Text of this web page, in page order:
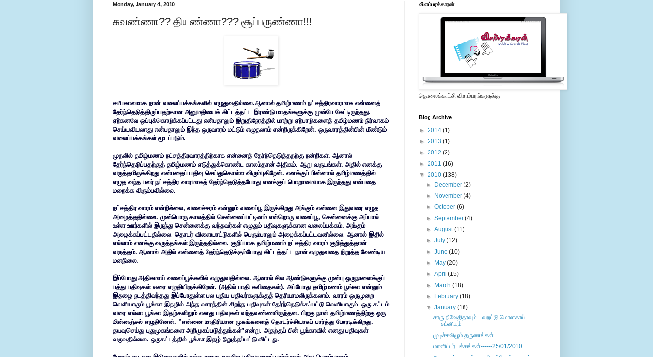
Monday, January 4, 2010
சுவண்ணா?? தியண்ணா??? சூப்பருண்ணா!!!
சமீபகாலமாக நான் வலைப்பக்கங்களில் எழுதுவதில்லை.ஆனால் தமிழ்மணம் நட்சத்திரவாரமாக என்னைத்
தேர்ந்தெடுத்திருப்பதற்கான அனுமதியைக் கிட்டத்தட்ட இரண்டு மாதங்களுக்கு முன்பே கேட்டிருந்தது.
ஏற்கனவே ஒப்புக்கொடுக்கப்பட்டது என்பதாலும் இறுதிநேரத்தில் மாற்று ஏற்பாடுகளைத் தமிழ்மணம் நிர்வாகம்
செய்யவியலாது என்பதாலும் இந்த ஒருவாரம் மட்டும் எழுதலாம் என்றிருக்கிறேன். ஒருவாரத்தின்பின் மீண்டும்
வலைப்பக்கங்கள் மூடப்படும்.
முதலில் தமிழ்மணம் நட்சத்திரவாரத்திற்காக என்னைத் தேர்ந்தெடுத்ததற்கு நன்றிகள். ஆனால்
தேர்ந்தெடுப்பதற்குத் தமிழ்மணம் எடுத்துக்கொண்ட காலம்தான் அதிகம். ஆறு வருடங்கள். அதில் எனக்கு
வருத்தமிருக்கிறது என்பதைப் பதிவு செய்துகொள்ள விரும்புகிறேன். எனக்குப் பின்னால் தமிழ்மணத்தில்
எழுத வந்த பலர் நட்சத்திர வாரமாகத் தேர்ந்தெடுத்தபோது எனக்குப் பொறாமையாக இருந்தது என்பதை
மறைக்க விரும்பவில்லை.
நட்சத்திர வாரம் என்றில்லை, வலைச்சரம் என்னும் வலைப்பூ இருக்கிறது அங்கும் என்னை இதுவரை எழுத
அழைத்ததில்லை. முன்பொரு காலத்தில் சென்னைப்பட்டினம் என்றொரு வலைப்பூ, சென்னைக்கு அப்பால்
உள்ள ஊர்களில் இருந்து சென்னைக்கு வந்தவர்கள் எழுதும் பதிவுகளுக்கான வலைப்பக்கம். அங்கும்
அழைக்கப்பட்டதில்லை. தொடர் விளையாட்டுகளில் பெரும்பாலும் அழைக்கப்பட்டவனில்லை. ஆனால் இதில்
எல்லாம் எனக்கு வருத்தங்கள் இருந்ததில்லை. குறிப்பாக தமிழ்மணம் நட்சத்திர வாரம் குறித்துத்தான்
வருத்தம். ஆனால் அதில் என்னைத் தேர்ந்தெடுக்கும்போது கிட்டத்தட்ட நான் எழுதுவதை நிறுத்த வேண்டிய
மனநிலை.
இப்போது அதிகமாய் வலைப்பூக்களில் எழுதுவதில்லை. ஆனால் சில ஆண்டுகளுக்கு முன்பு ஒருநாளைக்குப்
பத்து பதிவுகள் வரை எழுதியிருக்கிறேன். (அதில் பாதி கவிதைகள்). அப்போது தமிழ்மணம் பூங்கா என்னும்
இதழை நடத்திவந்தது இப்போதுள்ள பல புதிய பதிவர்களுக்குத் தெரியாமலிருக்கலாம். வாரம் ஒருமுறை
வெளியாகும் பூங்கா இதழில் அந்த வாரத்தின் சிறந்த பதிவுகள் தேர்ந்தெடுக்கப்பட்டு வெளியாகும். ஒரு கட்டம்
வரை எல்லா பூங்கா இதழ்களிலும் எனது பதிவுகள் வந்தவண்ணமிருந்தன. பிறகு நான் தமிழ்மணத்திற்கு ஒரு
மின்னஞ்சல் எழுதினேன். ”என்னை மாதிரியான முகங்களைத் தொடர்ச்சியாகப் பார்த்து போரடிக்கிறது.
தயவுசெய்து புதுமுகங்களை அறிமுகப்படுத்துங்கள்”என்று. அதற்குப் பின் பூங்காவில் எனது பதிவுகள்
வருவதில்லை. ஒருகட்டத்தில் பூங்கா இதழ் நிறுத்தப்பட்டு விட்டது.
விளம்பரக்காரன்
தொலைக்காட்சி விளம்பரங்களுக்கு
Blog Archive
► 2014 (1)
► 2013 (1)
► 2012 (3)
► 2011 (16)
▼ 2010 (138)
►
December(2)
►
November(4)
►October(6)
►September(4)
►August(11)
►July(12)
►June(10)
►
May(20)
►April(15)
►
March(18)
►
February(18)
▼January(18)
சாரு நிவேதிதாவும்... வறட்டு மொளகாய்
சட்னியும்
முடிச்சவிழும் தருணங்கள்....
மானிட்டர் பக்கங்கள்------25/01/2010